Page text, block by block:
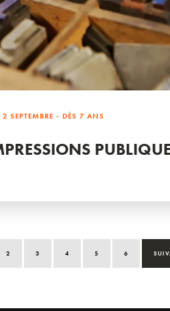
2 SEPTEMBRE - DÈS 7 ANS
2 3 4 5 6